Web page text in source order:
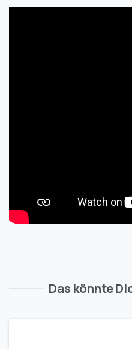
Das könnte